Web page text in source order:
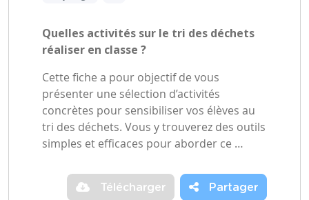
Quelles activités sur le tri des déchets
réaliser en classe ?
Cette fiche a pour objectif de vous
présenter une sélection d’activités
concrètes pour sensibiliser vos élèves au
tri des déchets. Vous y trouverez des outils
simples et efficaces pour aborder ce …
Télécharger Partager